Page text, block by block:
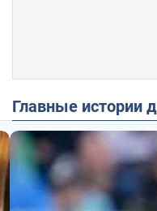
Главные истории